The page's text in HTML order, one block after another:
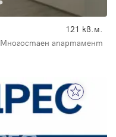
121 кв.м.
Многостаен апартамент